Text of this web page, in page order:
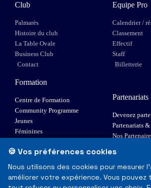
Club
Palmarès
Histoire du club
La Table Ovale
Business Club
Contact
Equipe Pro
Calendrier /
Classement
Effectif
Staff
Billetterie
Formation
Centre de Formation
Community Programme
Jeunes
Féminines
Elite 1
Partenariats
Devenez
Partenariats
Nos
© Toulouse Olympique XIII - Tous droits
🍪 Vos préférences cookies
Nous utilisons des cookies pour mesurer
améliorer votre expérience. Vous